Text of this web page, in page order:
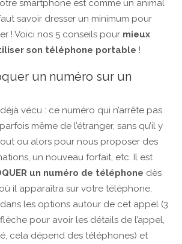
smartphone est comme un animal
savoir dresser un minimum pour
! Voici nos 5 conseils pour mieux
son téléphone portable !
un numéro sur un
vécu : ce numéro qui n’arrête pas
même de l’étranger, sans qu’il y
ou alors pour nous proposer des
un nouveau forfait, etc. Il est
un numéro de téléphone dès
il apparaîtra sur votre téléphone,
les options autour de cet appel (3
pour avoir les détails de l’appel,
cela dépend des téléphones) et